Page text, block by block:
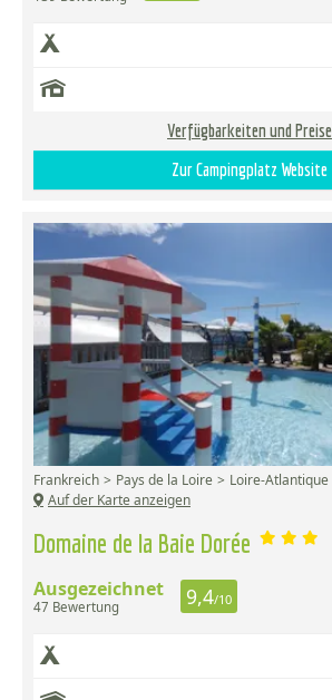
Verfügbarkeiten und Preise
Zur Campingplatz Website
Domaine de la Baie Dorée
Frankreich Pays de la Loire Loire-Atlantique
Auf der Karte anzeigen
Ausgezeichnet
47 Bewertung 9,4/10